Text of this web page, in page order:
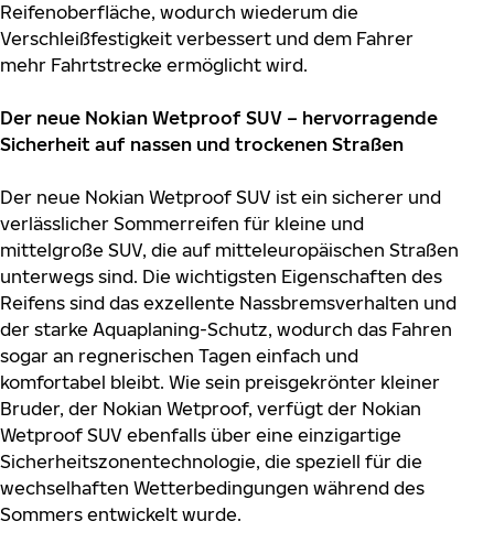
Reifenoberfläche, wodurch wiederum die
Verschleißfestigkeit verbessert und dem Fahrer
mehr Fahrtstrecke ermöglicht wird.
Der neue Nokian Wetproof SUV – hervorragende
Sicherheit auf nassen und trockenen Straßen
Der neue Nokian Wetproof SUV ist ein sicherer und
verlässlicher Sommerreifen für kleine und
mittelgroße SUV, die auf mitteleuropäischen Straßen
unterwegs sind. Die wichtigsten Eigenschaften des
Reifens sind das exzellente Nassbremsverhalten und
der starke Aquaplaning-Schutz, wodurch das Fahren
sogar an regnerischen Tagen einfach und
komfortabel bleibt. Wie sein preisgekrönter kleiner
Bruder, der Nokian Wetproof, verfügt der Nokian
Wetproof SUV ebenfalls über eine einzigartige
Sicherheitszonentechnologie, die speziell für die
wechselhaften Wetterbedingungen während des
Sommers entwickelt wurde.